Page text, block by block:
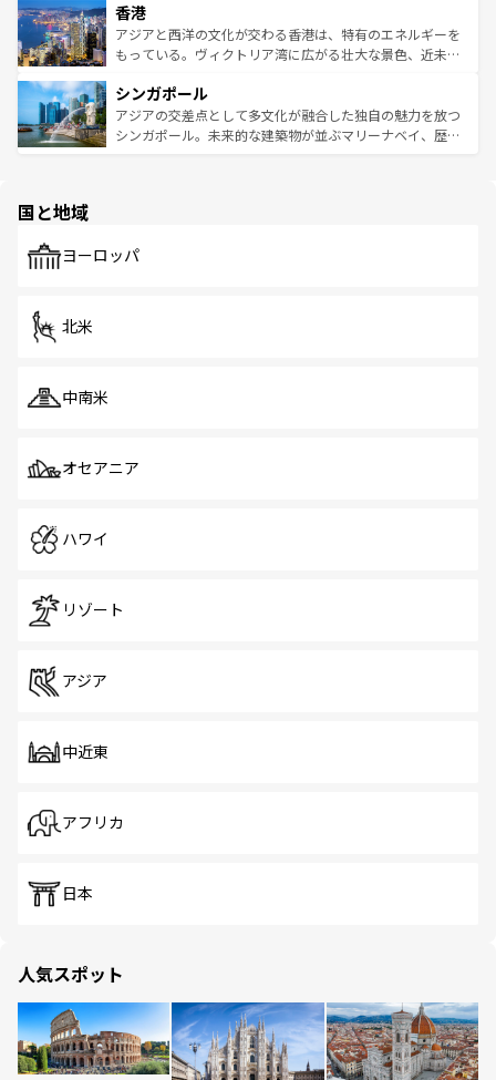
とつ。フォーやバインミー、ベトナムコーヒーなどは、ぜ
ひ現地で味わいたい。どの地域を訪れてもあたたかい人々
が旅行者を迎えてくれるので、きっと忘れられない旅にな
参照してほしい。
の活気が交差している。北部ではチェンマイなどの山岳地
帯で自然と触れ合い、南部ではプーケットやクラビの美し
いビーチでリゾート気分を楽しむことができる。タイ料理
激する。気候は一年中温暖で、どの季節にも異なる楽しみ
が待っている。親しみやすいタイの人々、仏教を中心とし
た文化、そして多様な観光資源が、訪れる旅人を魅了し続
香港
アジアと西洋の文化が交わる香港は、特有のエネルギーを
もっている。ヴィクトリア湾に広がる壮大な景色、近未来
み、どこを訪れても感動するはず。観光スポットが密集し
ており、効率よく見どころを回れるのも魅力。息をのむよ
うな絶景から文化的な体験まで、香港を存分に楽しみ尽く
シンガポール
アジアの交差点として多文化が融合した独自の魅力を放つ
シンガポール。未来的な建築物が並ぶマリーナベイ、歴史
で、ホーカーズは地元の風情を楽しめる外せないスポット
国と地域
ヨーロッパ
北米
中南米
オセアニア
ハワイ
リゾート
アジア
中近東
アフリカ
日本
人気スポット